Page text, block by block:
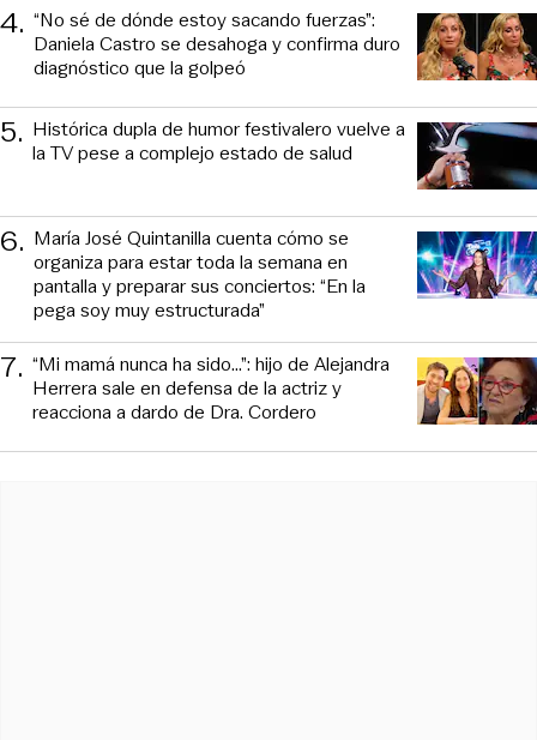
4. “No sé de dónde estoy sacando fuerzas”:
Daniela Castro se desahoga y confirma duro
diagnóstico que la golpeó
5. Histórica dupla de humor festivalero vuelve a
la TV pese a complejo estado de salud
6. María José Quintanilla cuenta cómo se
organiza para estar toda la semana en
pantalla y preparar sus conciertos: “En la
pega soy muy estructurada”
7. “Mi mamá nunca ha sido...”: hijo de Alejandra
Herrera sale en defensa de la actriz y
reacciona a dardo de Dra. Cordero